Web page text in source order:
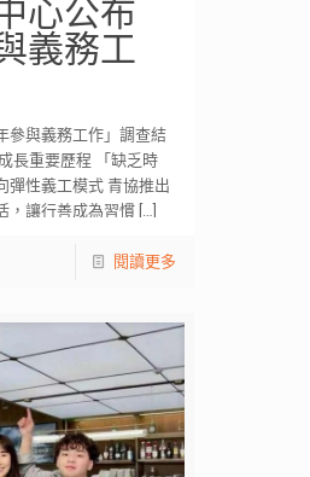
心公布
義務工
參與義務工作」調查結
長重要歷程 「缺乏時
彈性義工模式 青協推出
，讓行善成為習慣[…]
閱讀更多